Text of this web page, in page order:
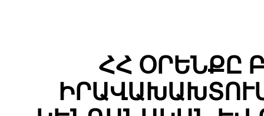
ՀՀ ՕՐԵՆՔԸ